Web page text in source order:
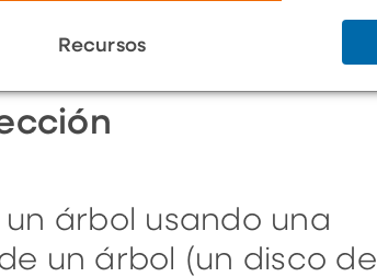
Recursos
árbol usando una
un árbol (un disco de